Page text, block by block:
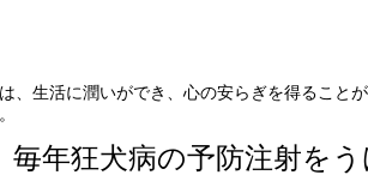
、生活に潤いができ、心の安らぎを得ること
毎年狂犬病の予防注射をう